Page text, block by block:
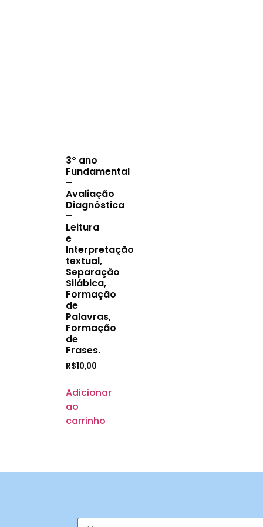
3º ano
Fundamental
–
Avaliação
Diagnóstica
–
Leitura
e
Interpretação
textual,
Separação
Silábica,
Formação
de
Palavras,
Formação
de
Frases.
R$10,00
Adicionar
ao
carrinho